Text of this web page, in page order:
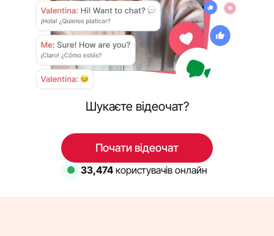
Шукаєте відеочат?
Почати відеочат
33,474користувачів онлайн